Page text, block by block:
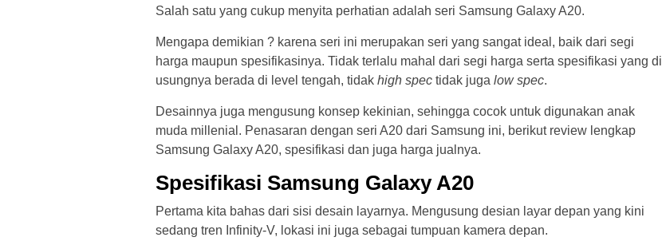
Salah satu yang cukup menyita perhatian adalah seri Samsung Galaxy A20.
Mengapa demikian ? karena seri ini merupakan seri yang sangat ideal, baik dari segi
harga maupun spesifikasinya. Tidak terlalu mahal dari segi harga serta spesifikasi yang di
usungnya berada di level tengah, tidak high spec tidak juga low spec.
Desainnya juga mengusung konsep kekinian, sehingga cocok untuk digunakan anak
muda millenial. Penasaran dengan seri A20 dari Samsung ini, berikut review lengkap
Samsung Galaxy A20, spesifikasi dan juga harga jualnya.
Spesifikasi Samsung Galaxy A20
Pertama kita bahas dari sisi desain layarnya. Mengusung desian layar depan yang kini
sedang tren Infinity-V, lokasi ini juga sebagai tumpuan kamera depan.